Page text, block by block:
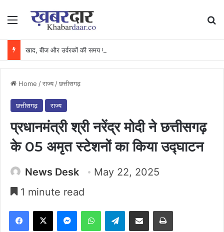
Menu
Home /राज्य /छत्तीसगढ़
छत्तीसगढ़ राज्य
प्रधानमंत्री श्री नरेंद्र मोदी ने छत्तीसगढ़
के 05 अमृत स्टेशनों का किया उद्घाटन
News Desk
May 22, 2025
1 minute read
Facebook
X MessengerWhatsAppTelegramShare via Email Print